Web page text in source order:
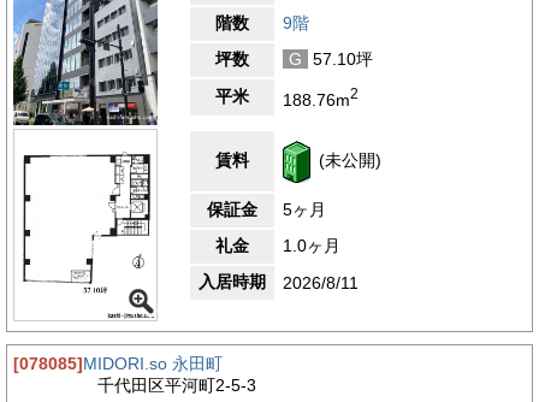
PMO平河町は東京都千代田区平河町2丁目にある物件です。青山
通りに面しており、来訪者にもご案内しやすい立地です。最寄り
駅は東京メトロ有楽町線・永田町駅、徒歩1分圏内でアクセス可
能です。他に東京メトロ半蔵門・南北線の永田町駅から徒歩1分
圏内、東京メトロ銀座線・丸の内線の赤坂見附駅から徒歩5分圏
内でアクセス可能です。渋谷駅・池袋駅までのアクセスも良好で
す。徒歩5分圏内に銀行・郵便局・コンビニエンスストアがあり
ます。ちょっとしたお買い物に便利な環境です。永田町周辺は皇
居や最高裁判所などがあり、治安が良く閑静な街です。物件周辺
は住宅やオフィスビルが多く立ち並んでおり、落ち着いた環境で
す。
・三菱UFJ銀行市ヶ谷支店 約550メートル(徒歩約7分)
・都道府県会館内郵便局 約110メートル(徒歩約1分)
・東京ガーデンテラス紀尾井町 約240メートル(徒歩約3分)
・最高裁判所 約800メートル(徒歩約10分)
・ローソン ＳＪＡ共済ビル店 約87メートル(徒歩約1分)
階数
9階
坪数
G
57.10坪
平米
188.76m2
賃料 (未公開)
保証金
5ヶ月
礼金
1.0ヶ月
入居時期
2026/8/11
[078085]MIDORI.so 永田町
千代田区平河町2-5-3